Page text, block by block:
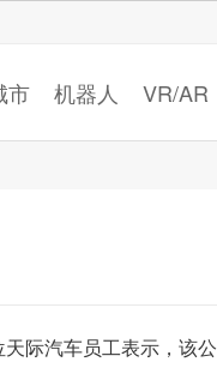
市 机器人 VR/AR
际汽车员工表示，该公